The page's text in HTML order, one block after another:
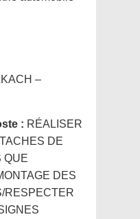
–
: RÉALISER
DE
QUE
DES
RESPECTER